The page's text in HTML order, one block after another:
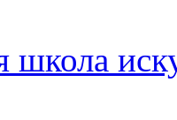
школа